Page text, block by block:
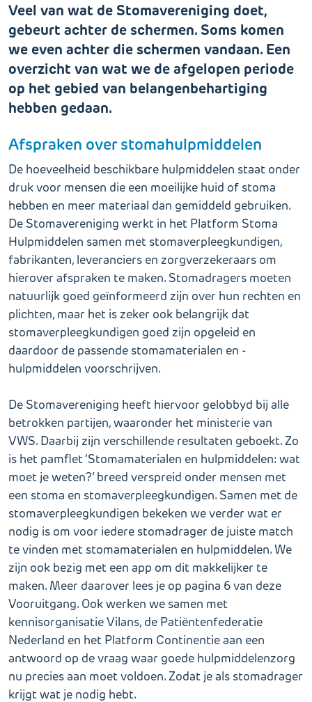
Veel van wat de Stomavereniging doet,
gebeurt achter de schermen. Soms komen
we even achter die schermen vandaan. Een
overzicht van wat we de afgelopen periode
op het gebied van belangenbehartiging
hebben gedaan.
Afspraken over stomahulpmiddelen
De hoeveelheid beschikbare hulpmiddelen staat onder
druk voor mensen die een moeilijke huid of stoma
hebben en meer materiaal dan gemiddeld gebruiken.
De Stomavereniging werkt in het Platform Stoma
Hulpmiddelen samen met stomaverpleegkundigen,
fabrikanten, leveranciers en zorgverzekeraars om
hierover afspraken te maken. Stomadragers moeten
natuurlijk goed geïnformeerd zijn over hun rechten en
plichten, maar het is zeker ook belangrijk dat
stomaverpleegkundigen goed zijn opgeleid en
daardoor de passende stomamaterialen en -
hulpmiddelen voorschrijven.
De Stomavereniging heeft hiervoor gelobbyd bij alle
betrokken partijen, waaronder het ministerie van
VWS. Daarbij zijn verschillende resultaten geboekt. Zo
is het pamflet ‘Stomamaterialen en hulpmiddelen: wat
moet je weten?’ breed verspreid onder mensen met
een stoma en stomaverpleegkundigen. Samen met de
stomaverpleegkundigen bekeken we verder wat er
nodig is om voor iedere stomadrager de juiste match
te vinden met stomamaterialen en hulpmiddelen. We
zijn ook bezig met een app om dit makkelijker te
maken. Meer daarover lees je op pagina 6 van deze
Vooruitgang. Ook werken we samen met
kennisorganisatie Vilans, de Patiëntenfederatie
Nederland en het Platform Continentie aan een
antwoord op de vraag waar goede hulpmiddelenzorg
nu precies aan moet voldoen. Zodat je als stomadrager
krijgt wat je nodig hebt.